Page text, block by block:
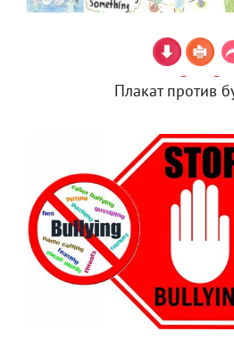
Плакат против